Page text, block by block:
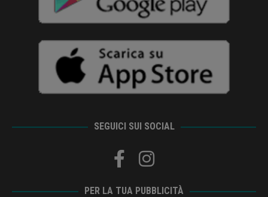
SEGUICI SUI SOCIAL
PER LA TUA PUBBLICITÀ